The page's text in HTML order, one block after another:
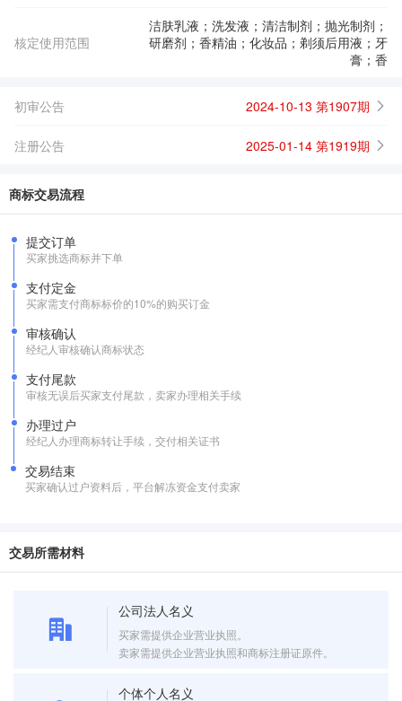
核定使用范围
洁肤乳液；洗发液；清洁制剂；抛光制剂；
研磨剂；香精油；化妆品；剃须后用液；牙
膏；香
初审公告 2024-10-13 第1907期
注册公告 2025-01-14 第1919期
商标交易流程
提交订单
买家挑选商标并下单
支付定金
买家需支付商标标价的10%的购买订金
审核确认
经纪人审核确认商标状态
支付尾款
审核无误后买家支付尾款，卖家办理相关手续
办理过户
经纪人办理商标转让手续，交付相关证书
交易结束
买家确认过户资料后，平台解冻资金支付卖家
交易所需材料
公司法人名义
买家需提供企业营业执照。
卖家需提供企业营业执照和商标注册证原件。
个体个人名义